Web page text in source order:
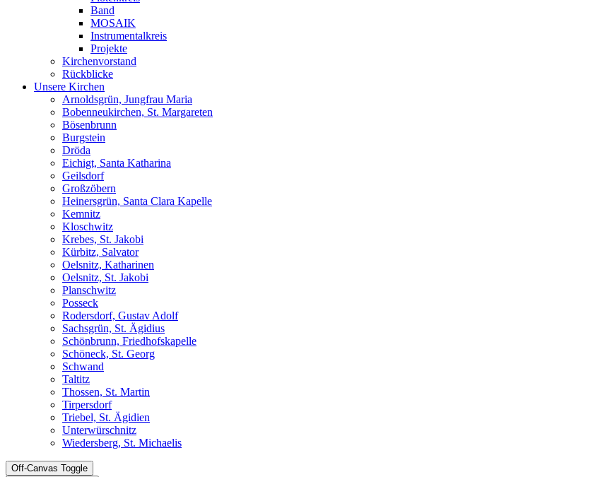
Band
MOSAIK
Instrumentalkreis
Projekte
Kirchenvorstand
Rückblicke
Unsere Kirchen
Arnoldsgrün, Jungfrau Maria
Bobenneukirchen, St. Margareten
Bösenbrunn
Burgstein
Dröda
Eichigt, Santa Katharina
Geilsdorf
Großzöbern
Heinersgrün, Santa Clara Kapelle
Kemnitz
Kloschwitz
Krebes, St. Jakobi
Kürbitz, Salvator
Oelsnitz, Katharinen
Oelsnitz, St. Jakobi
Planschwitz
Posseck
Rodersdorf, Gustav Adolf
Sachsgrün, St. Ägidius
Schönbrunn, Friedhofskapelle
Schöneck, St. Georg
Schwand
Taltitz
Thossen, St. Martin
Tirpersdorf
Triebel, St. Ägidien
Unterwürschnitz
Wiedersberg, St. Michaelis
Off-Canvas Toggle